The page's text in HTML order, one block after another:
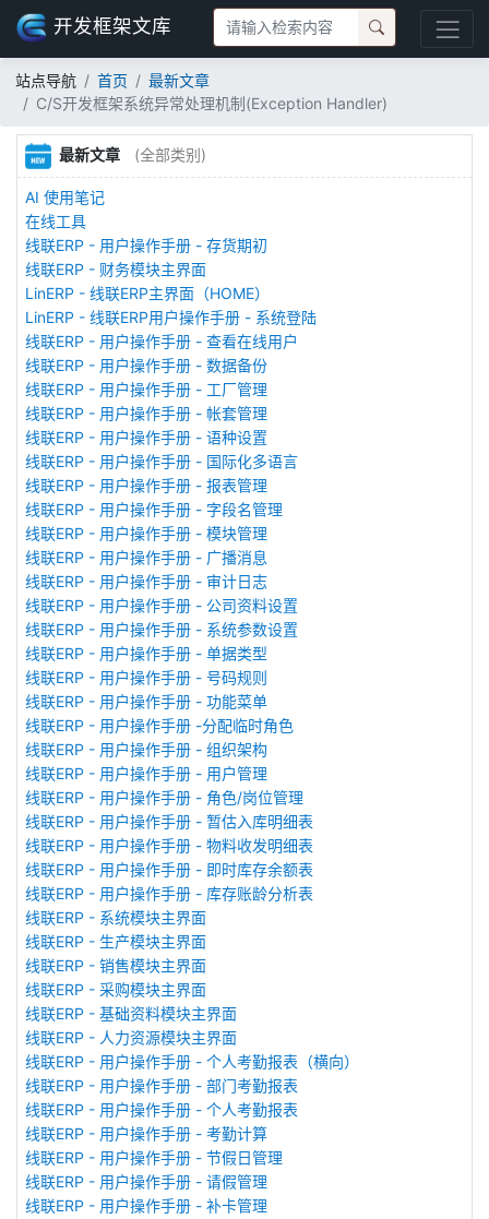
开发框架文库
站点导航 首页
最新文章
C/S开发框架系统异常处理机制(Exception Handler)
最新文章 (全部类别)
AI 使用笔记
在线工具
线联ERP - 用户操作手册 - 存货期初
线联ERP - 财务模块主界面
LinERP - 线联ERP主界面（HOME）
LinERP - 线联ERP用户操作手册 - 系统登陆
线联ERP - 用户操作手册 - 查看在线用户
线联ERP - 用户操作手册 - 数据备份
线联ERP - 用户操作手册 - 工厂管理
线联ERP - 用户操作手册 - 帐套管理
线联ERP - 用户操作手册 - 语种设置
线联ERP - 用户操作手册 - 国际化多语言
线联ERP - 用户操作手册 - 报表管理
线联ERP - 用户操作手册 - 字段名管理
线联ERP - 用户操作手册 - 模块管理
线联ERP - 用户操作手册 - 广播消息
线联ERP - 用户操作手册 - 审计日志
线联ERP - 用户操作手册 - 公司资料设置
线联ERP - 用户操作手册 - 系统参数设置
线联ERP - 用户操作手册 - 单据类型
线联ERP - 用户操作手册 - 号码规则
线联ERP - 用户操作手册 - 功能菜单
线联ERP - 用户操作手册 -分配临时角色
线联ERP - 用户操作手册 - 组织架构
线联ERP - 用户操作手册 - 用户管理
线联ERP - 用户操作手册 - 角色/岗位管理
线联ERP - 用户操作手册 - 暂估入库明细表
线联ERP - 用户操作手册 - 物料收发明细表
线联ERP - 用户操作手册 - 即时库存余额表
线联ERP - 用户操作手册 - 库存账龄分析表
线联ERP - 系统模块主界面
线联ERP - 生产模块主界面
线联ERP - 销售模块主界面
线联ERP - 采购模块主界面
线联ERP - 基础资料模块主界面
线联ERP - 人力资源模块主界面
线联ERP - 用户操作手册 - 个人考勤报表（横向）
线联ERP - 用户操作手册 - 部门考勤报表
线联ERP - 用户操作手册 - 个人考勤报表
线联ERP - 用户操作手册 - 考勤计算
线联ERP - 用户操作手册 - 节假日管理
线联ERP - 用户操作手册 - 请假管理
线联ERP - 用户操作手册 - 补卡管理